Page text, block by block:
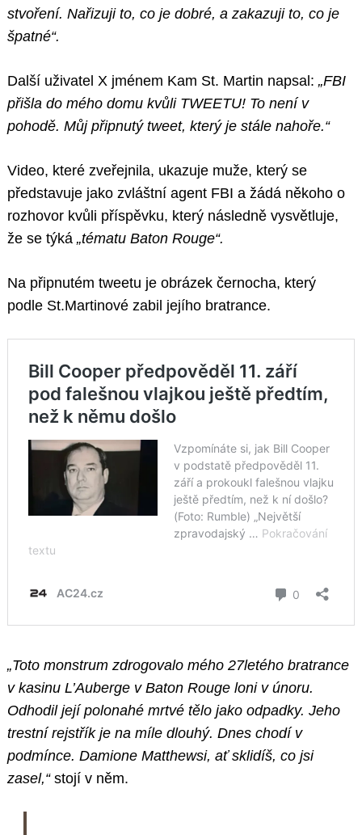
stvoření. Nařizuji to, co je dobré, a zakazuji to, co je
špatné“.
Další uživatel X jménem Kam St. Martin napsal: „FBI
přišla do mého domu kvůli TWEETU! To není v
pohodě. Můj připnutý tweet, který je stále nahoře.“
Video, které zveřejnila, ukazuje muže, který se
představuje jako zvláštní agent FBI a žádá někoho o
rozhovor kvůli příspěvku, který následně vysvětluje,
že se týká „tématu Baton Rouge“.
Na připnutém tweetu je obrázek černocha, který
podle St.Martinové zabil jejího bratrance.
„Toto monstrum zdrogovalo mého 27letého bratrance
v kasinu L’Auberge v Baton Rouge loni v únoru.
Odhodil její polonahé mrtvé tělo jako odpadky. Jeho
trestní rejstřík je na míle dlouhý. Dnes chodí v
podmínce. Damione Matthewsi, ať sklidíš, co jsi
zasel,“ stojí v něm.
for: